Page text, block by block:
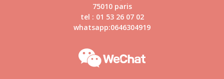
75010 paris
tel : 01 53 26 07 02
whatsapp:0646304919